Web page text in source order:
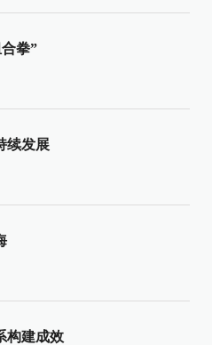
拳”
续发展
构建成效